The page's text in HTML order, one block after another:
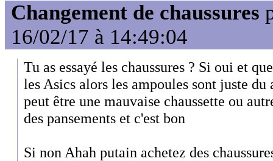
Changement de chaussures
16/02/17 à 14:49:04
Tu as essayé les chaussures ? Si oui et
les Asics alors les ampoules sont juste
peut être une mauvaise chaussette ou
des pansements et c'est bon
Si non Ahah putain achetez des